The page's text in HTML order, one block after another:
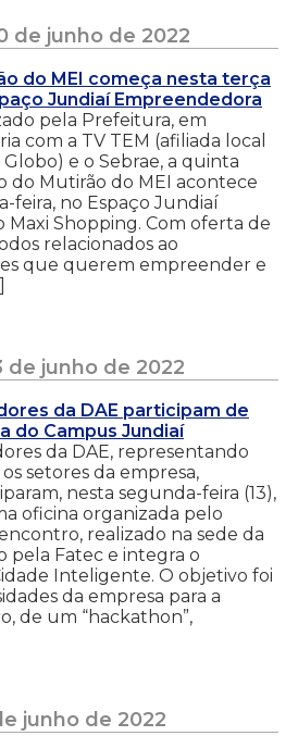
de junho de 2022
do MEI começa nesta terça
Jundiaí Empreendedora
pela Prefeitura, em
com a TV TEM (afiliada local
Globo) e o Sebrae, a quinta
do Mutirão do MEI acontece
feira, no Espaço Jundiaí
Maxi Shopping. Com oferta de
relacionados ao
que querem empreender e
de junho de 2022
da DAE participam de
do Campus Jundiaí
da DAE, representando
setores da empresa,
nesta segunda-feira (13),
oficina organizada pelo
realizado na sede da
pela Fatec e integra o
Inteligente. O objetivo foi
da empresa para a
de um “hackathon”,
junho de 2022